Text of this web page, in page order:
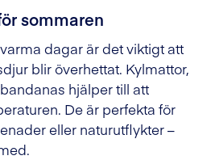
sommaren
dagar är det viktigt att
blir överhettat. Kylmattor,
hjälper till att
De är perfekta för
eller naturutflykter –